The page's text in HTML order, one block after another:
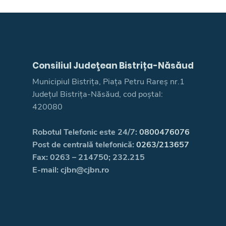
Consiliul Judeţean Bistrița-Năsăud
Municipiul Bistrița, Piața Petru Rareș nr.1
Județul Bistrița-Năsăud, cod poștal:
420080
Robotul Telefonic este 24/7: 0800476076
Post de centrală telefonică: 0263/213657
Fax: 0263 – 214750; 232.215
E-mail: cjbn@cjbn.ro